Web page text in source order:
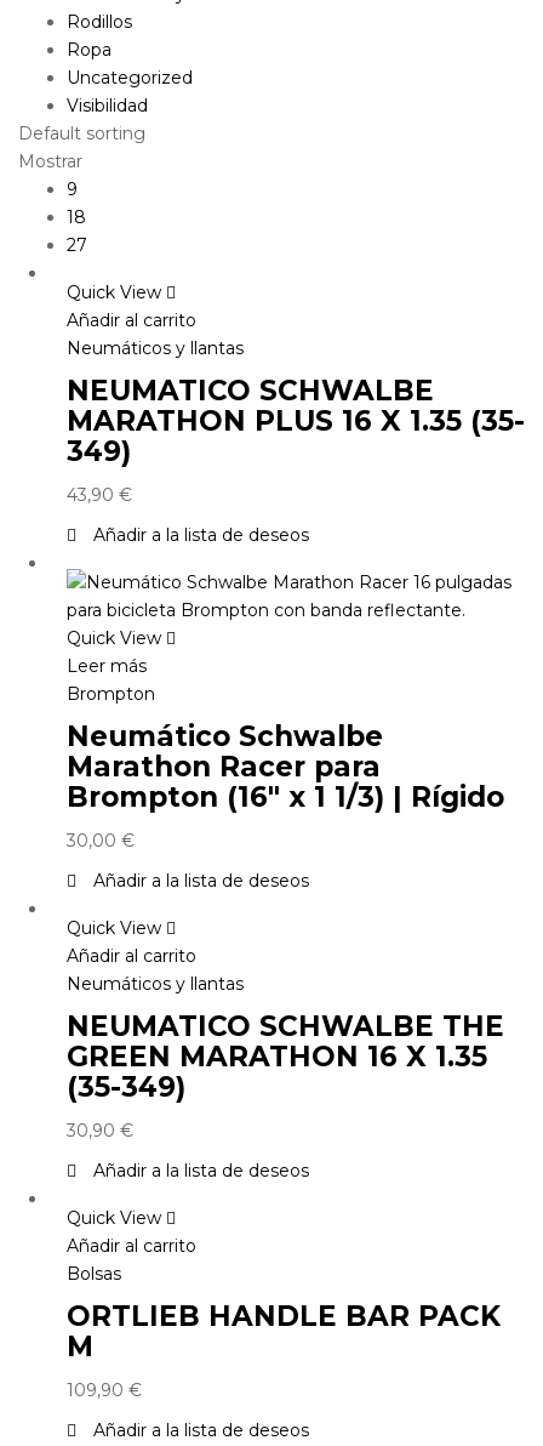
Rodillos
Ropa
Uncategorized
Visibilidad
Default sorting
Mostrar
9
18
27
Quick View
Añadir al carrito
Neumáticos y llantas
NEUMATICO SCHWALBE
MARATHON PLUS 16 X 1.35 (35-
349)
43,90 €
Añadir a la lista de deseos
Quick View
Leer más
Brompton
Neumático Schwalbe
Marathon Racer para
Brompton (16″ x 1 1/3) | Rígido
30,00 €
Añadir a la lista de deseos
Quick View
Añadir al carrito
Neumáticos y llantas
NEUMATICO SCHWALBE THE
GREEN MARATHON 16 X 1.35
(35-349)
30,90 €
Añadir a la lista de deseos
Quick View
Añadir al carrito
Bolsas
ORTLIEB HANDLE BAR PACK
M
109,90 €
Añadir a la lista de deseos